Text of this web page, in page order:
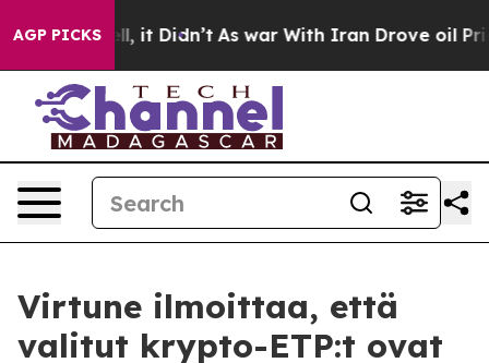
AGP PICKS
Well, it Didn’t As war With Iran Drove oil Prices
Virtune ilmoittaa, että
valitut krypto-ETP:t ovat